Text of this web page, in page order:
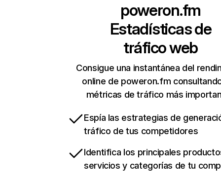
poweron.fm
Estadísticas de
tráfico web
Consigue una instantánea del
online de poweron.fm
métricas de tráfico más
Espía las estrategias de
tráfico de tus competidores
Identifica los principales
servicios y categorías de tu